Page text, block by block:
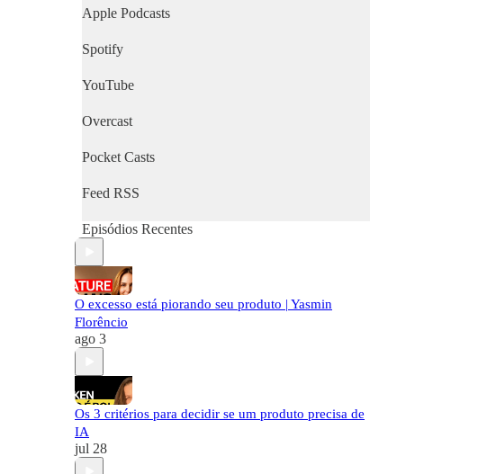
Apple Podcasts
Spotify
YouTube
Overcast
Pocket Casts
Feed RSS
Episódios Recentes
O excesso está piorando seu produto | Yasmin
Florêncio
ago 3
Os 3 critérios para decidir se um produto precisa de
IA
jul 28